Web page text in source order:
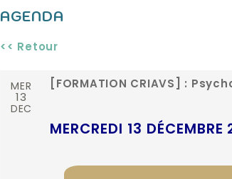
AGENDA
<< Retour
MER
13
DEC
[FORMATION CRIAVS] :
MERCREDI 13